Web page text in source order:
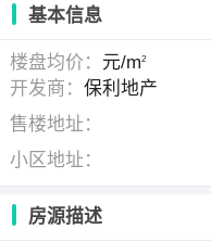
基本信息
楼盘均价： 元/m2
开发商：保利地产
售楼地址：
小区地址：
房源描述